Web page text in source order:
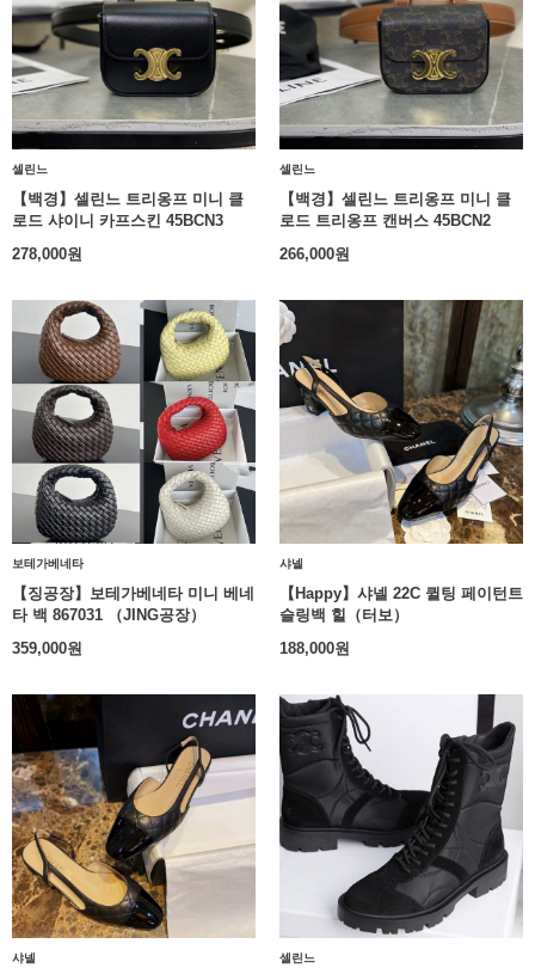
셀린느
【백경】셀린느 트리옹프 미니 클
로드 샤이니 카프스킨 45BCN3
278,000원
셀린느
【백경】셀린느 트리옹프 미니 클
로드 트리옹프 캔버스 45BCN2
266,000원
보테가베네타
【징공장】보테가베네타 미니 베네
타 백 867031 （JING공장）
359,000원
샤넬
【Happy】샤넬 22C 퀼팅 페이턴트
슬링백 힐（터보）
188,000원
샤넬 셀린느